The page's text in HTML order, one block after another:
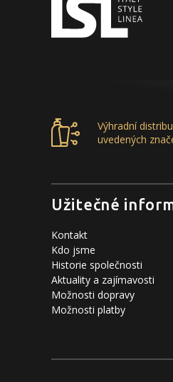
Výhradní
uvedených
Užitečné
Kontakt
Kdo jsme
Historie společnosti
Aktuality a zajímavosti
Možnosti dopravy
Možnosti platby